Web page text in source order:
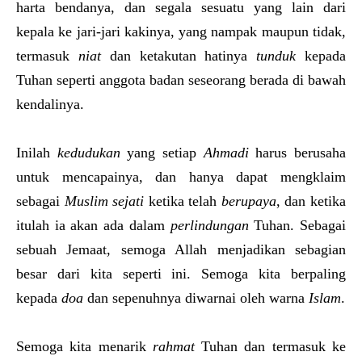
harta bendanya, dan segala sesuatu yang lain dari
kepala ke jari-jari kakinya, yang nampak maupun tidak,
termasuk niatdan ketakutan hatinyatunduk kepada
Tuhan seperti anggota badan seseorang berada di bawah
kendalinya.
Inilah kedudukan yang setiapAhmadiharus berusaha
untuk mencapainya, dan hanya dapat mengklaim
sebagai Muslim sejati ketika telah berupaya, dan ketika
itulah ia akan ada dalam perlindungan Tuhan. Sebagai
sebuah Jemaat, semoga Allah menjadikan sebagian
besar dari kita seperti ini. Semoga kita berpaling
kepada doa dan sepenuhnya diwarnai oleh warna Islam.
Semoga kita menarik rahmatTuhan dan termasuk ke